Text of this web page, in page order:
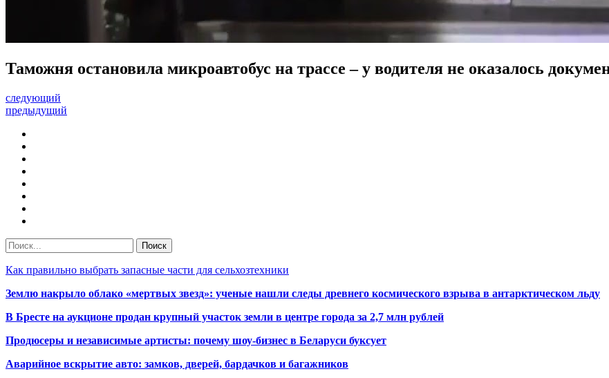
Таможня остановила микроавтобус на трассе – у водителя не оказалось
следующий
предыдущий
Как правильно выбрать запасные части для сельхозтехники
Землю накрыло облако «мертвых звезд»: ученые нашли следы древнего космического взрыва в антарктическом льду
В Бресте на аукционе продан крупный участок земли в центре города за 2,7 млн рублей
Продюсеры и независимые артисты: почему шоу-бизнес в Беларуси буксует
Аварийное вскрытие авто: замков, дверей, бардачков и багажников